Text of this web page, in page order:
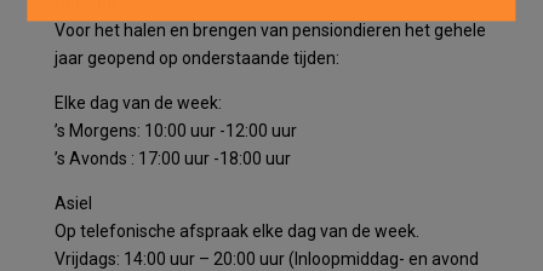
Voor het halen en brengen van pensiondieren het gehele
jaar geopend op onderstaande tijden:
Elke dag van de week:
’s Morgens: 10:00 uur -12:00 uur
’s Avonds : 17:00 uur -18:00 uur
Asiel
Op telefonische afspraak elke dag van de week.
Vrijdags: 14:00 uur – 20:00 uur (Inloopmiddag- en avond